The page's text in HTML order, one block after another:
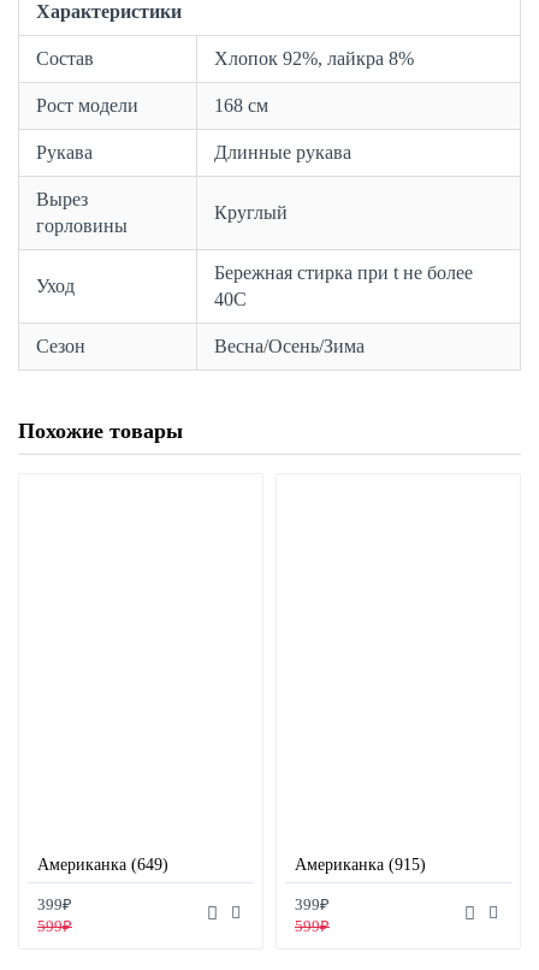
Характеристики
Состав Хлопок 92%, лайкра 8%
Рост модели 168 см
Рукава Длинные рукава
Вырез
горловины
Круглый
Уход
Бережная стирка при t не более
40С
Сезон Весна/Осень/Зима
Похожие товары
Американка (649)
399₽
599₽
Американка (915)
399₽
599₽